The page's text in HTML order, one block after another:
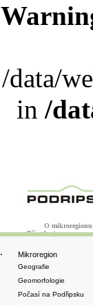
/data/
in /
O mikroregionu
Příroda|
· Mikroregion
Geografie
Geomorfologie
Počasí na Podřipsku